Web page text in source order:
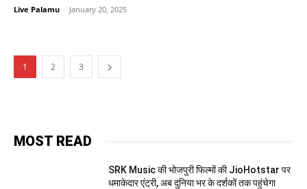
Live Palamu - January 20, 2025
1 2 3
MOST READ
SRK Music की भोजपुरी फिल्मों की JioHotstar पर
धमाकेदार एंट्री, अब दुनिया भर के दर्शकों तक पहुंचेगा